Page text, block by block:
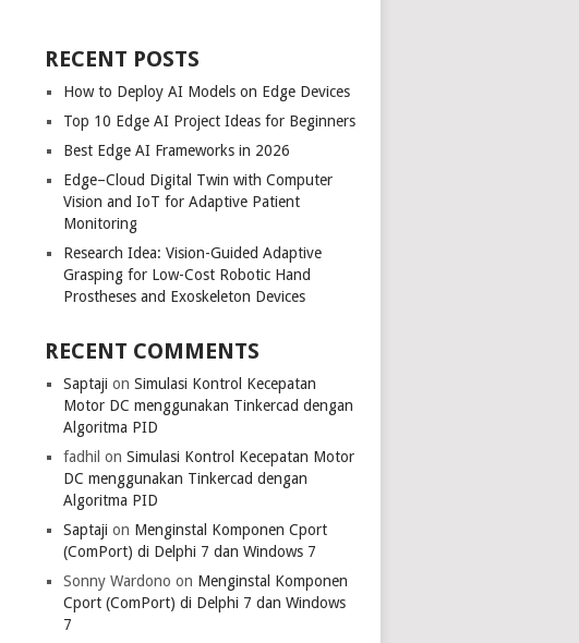
RECENT POSTS
How to Deploy AI Models on Edge Devices
Top 10 Edge AI Project Ideas for Beginners
Best Edge AI Frameworks in 2026
Edge–Cloud Digital Twin with Computer
Vision and IoT for Adaptive Patient
Monitoring
Research Idea: Vision-Guided Adaptive
Grasping for Low-Cost Robotic Hand
Prostheses and Exoskeleton Devices
RECENT COMMENTS
Saptaji onSimulasi Kontrol Kecepatan
Motor DC menggunakan Tinkercad dengan
Algoritma PID
fadhil onSimulasi Kontrol Kecepatan Motor
DC menggunakan Tinkercad dengan
Algoritma PID
Saptaji on Menginstal Komponen Cport
(ComPort) di Delphi 7 dan Windows 7
Sonny Wardono on Menginstal Komponen
Cport (ComPort) di Delphi 7 dan Windows
7